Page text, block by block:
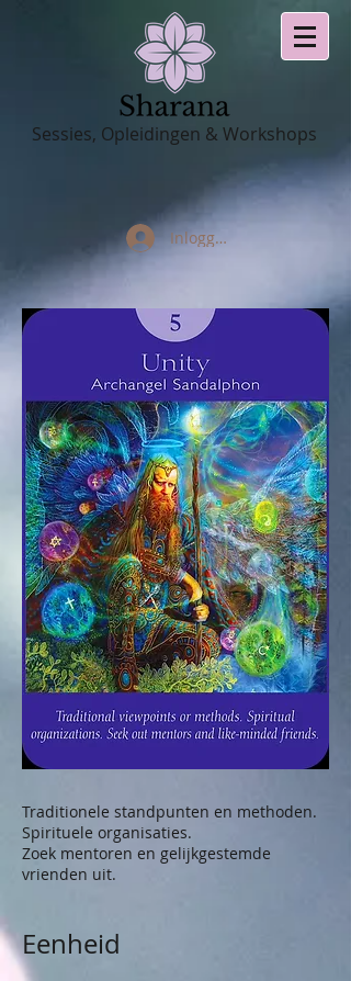
Sessies, Opleidingen & Workshops
Inloggen
Traditionele standpunten en methoden.
Spirituele organisaties.
Zoek mentoren en gelijkgestemde
vrienden uit.
Eenheid